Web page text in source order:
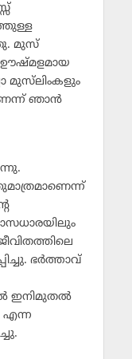
മുസ്
ഊഷ്മളമായ
മുസ്‌ലിംകളും
ഞാന്‍
ഭര്‍ത്താവ്
ഇനിമുതല്‍
എന്ന